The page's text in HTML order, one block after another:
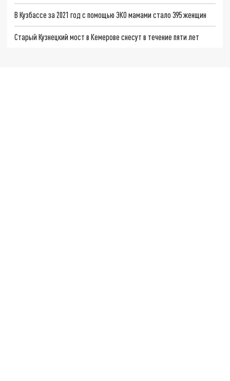
В Кузбассе за 2021 год с помощью ЭКО мамами стало 395 женщин
Старый Кузнецкий мост в Кемерове снесут в течение пяти лет